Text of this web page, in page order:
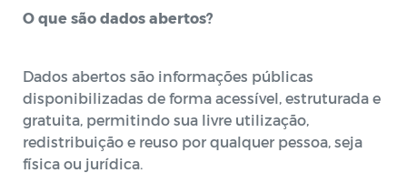
O que são dados abertos?
Dados abertos são informações públicas
disponibilizadas de forma acessível, estruturada e
gratuita, permitindo sua livre utilização,
redistribuição e reuso por qualquer pessoa, seja
física ou jurídica.